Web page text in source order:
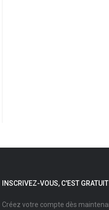
INSCRIVEZ-VOUS, C'EST
Créez votre compte dès